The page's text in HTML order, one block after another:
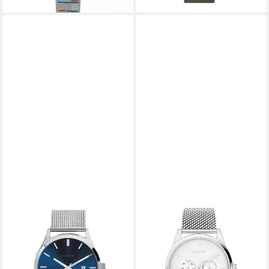
Quarzuhr Modern & Zeitlos
Edelstahl
99,95 €
lieferbar - in 2-3 Werktagen bei dir
Multifunktionsuhr Round
Basic SO-4447-MM,
Quarzuhr, Armbanduhr,